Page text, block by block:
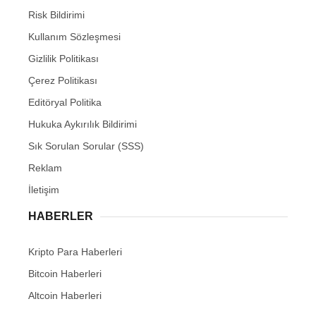
Risk Bildirimi
Kullanım Sözleşmesi
Gizlilik Politikası
Çerez Politikası
Editöryal Politika
Hukuka Aykırılık Bildirimi
Sık Sorulan Sorular (SSS)
Reklam
İletişim
HABERLER
Kripto Para Haberleri
Bitcoin Haberleri
Altcoin Haberleri